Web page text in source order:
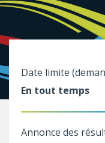
Date limite
En tout temps
Annonce des